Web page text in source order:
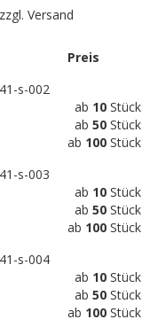
Versand
Preis
s-002
ab 10 Stück
ab 50 Stück
ab 100 Stück
s-003
ab 10 Stück
ab 50 Stück
ab 100 Stück
s-004
ab 10 Stück
ab 50 Stück
ab 100 Stück